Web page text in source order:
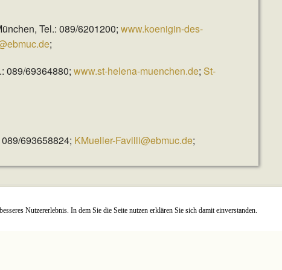
Tel.: 089/6201200;www.koenigin-des-
;
089/69364880;www.st-helena-muenchen.de; St-
693658824; KMueller-Favilli@ebmuc.de;
Nutzererlebnis. In dem Sie die Seite nutzen erklären Sie sich damit einverstanden.